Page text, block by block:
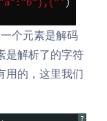
个元素是解码
是解析了的字符
用的，这里我们
?